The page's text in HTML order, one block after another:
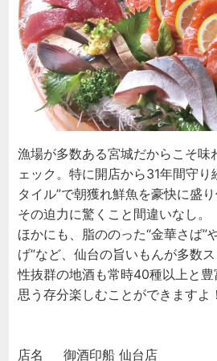
漁場が多数ある宮城だからこそ味
ェック。特に開店から31年間守り
タイル”で朝獲れ鮮魚を豪快に盛り
その迫力に驚くこと間違いなし。
ほかにも、脂ののった“金華さば”
げ”など、仙台の旨いもんが多数
性抜群の地酒も常時40種以上と豊
思う存分楽しむことができますよ！
店名
御酒印船 仙台店